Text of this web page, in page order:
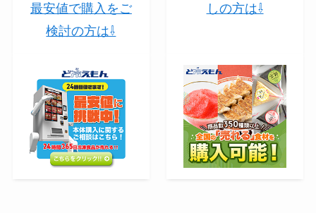
最安値で購入をご
検討の方は⇩
しの方は⇩